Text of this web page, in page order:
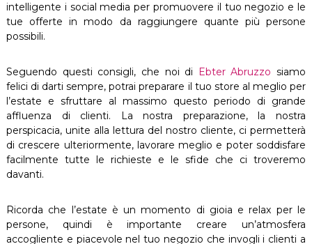
intelligente i social media per promuovere il tuo negozio e le
tue offerte in modo da raggiungere quante più persone
possibili.
Seguendo questi consigli, che noi di Ebter Abruzzo siamo
felici di darti sempre, potrai preparare il tuo store al meglio per
l’estate e sfruttare al massimo questo periodo di grande
affluenza di clienti. La nostra preparazione, la nostra
perspicacia, unite alla lettura del nostro cliente, ci permetterà
di crescere ulteriormente, lavorare meglio e poter soddisfare
facilmente tutte le richieste e le sfide che ci troveremo
davanti.
Ricorda che l’estate è un momento di gioia e relax per le
persone, quindi è importante creare un’atmosfera
accogliente e piacevole nel tuo negozio che invogli i clienti a